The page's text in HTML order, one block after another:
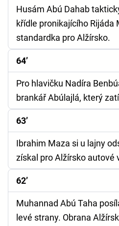
Husám Abú Dahab
křídle pronikajícího Rijáda
standardka pro Alžírsko.
64’
Pro hlavičku Nadíra
brankář Abúlajlá, který
63’
Ibrahim Maza si u lajny
získal pro Alžírsko autové
62’
Muhannad Abú Taha
levé strany. Obrana